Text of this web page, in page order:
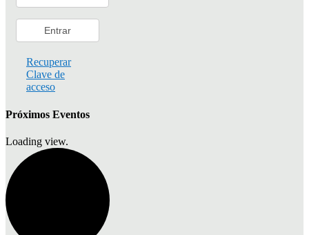
Recuperar
Clave de
acceso
Próximos Eventos
Loading view.